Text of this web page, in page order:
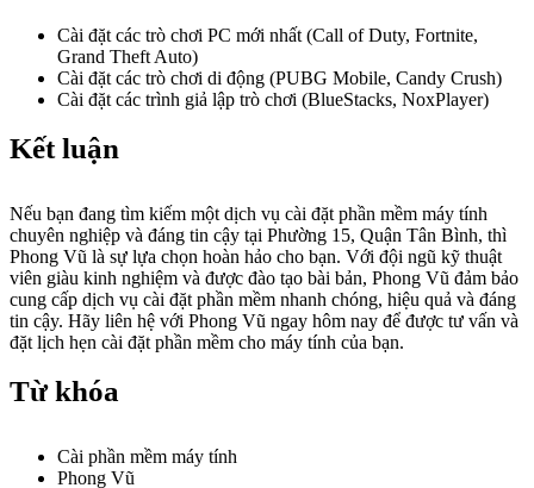
Cài đặt các trò chơi PC mới nhất (Call of Duty, Fortnite,
Grand Theft Auto)
Cài đặt các trò chơi di động (PUBG Mobile, Candy Crush)
Cài đặt các trình giả lập trò chơi (BlueStacks, NoxPlayer)
Kết luận
Nếu bạn đang tìm kiếm một dịch vụ cài đặt phần mềm máy tính
chuyên nghiệp và đáng tin cậy tại Phường 15, Quận Tân Bình, thì
Phong Vũ là sự lựa chọn hoàn hảo cho bạn. Với đội ngũ kỹ thuật
viên giàu kinh nghiệm và được đào tạo bài bản, Phong Vũ đảm bảo
cung cấp dịch vụ cài đặt phần mềm nhanh chóng, hiệu quả và đáng
tin cậy. Hãy liên hệ với Phong Vũ ngay hôm nay để được tư vấn và
đặt lịch hẹn cài đặt phần mềm cho máy tính của bạn.
Từ khóa
Cài phần mềm máy tính
Phong Vũ